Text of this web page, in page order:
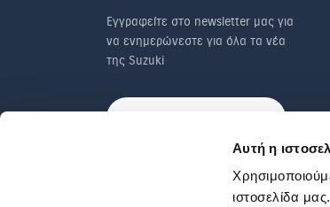
Αυτή η
ιστοσελίδα
Εγγραφείτε στο newsletter μας για
να ενημερώνεστε για όλα τα νέα
της Suzuki